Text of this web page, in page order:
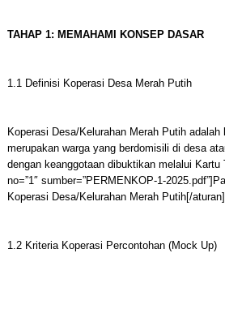
TAHAP 1: MEMAHAMI KONSEP DASAR
1.1 Definisi Koperasi Desa Merah Putih
Koperasi Desa/Kelurahan Merah Putih
merupakan warga yang berdomisili di desa
dengan keanggotaan dibuktikan melalui Kartu
no=”1″ sumber=”PERMENKOP-1-
Koperasi Desa/Kelurahan Merah Putih[/
1.2 Kriteria Koperasi Percontohan (Mock Up)